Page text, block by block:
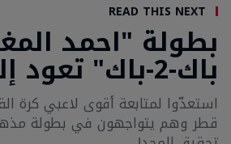
Read This Next
بطولة "احمد
باك-2-باك" تعود إلى قطر
استعدّوا لمتابعة أقوى لاعبي كرة
قطر وهم يتواجهون في بطولة